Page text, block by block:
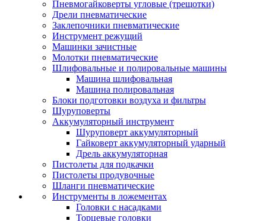
Пневмогайковерты угловые (трещотки)
Дрели пневматические
Заклепочники пневматические
Инструмент режущий
Машинки зачистные
Молотки пневматические
Шлифовальные и полировальные машины
Машина шлифовальная
Машина полировальная
Блоки подготовки воздуха и фильтры
Шуруповерты
Аккумуляторный инструмент
Шуруповерт аккумуляторный
Гайковерт аккумуляторный ударный
Дрель аккумуляторная
Пистолеты для подкачки
Пистолеты продувочные
Шланги пневматические
Инструменты в ложементах
Головки с насадками
Торцевые головки